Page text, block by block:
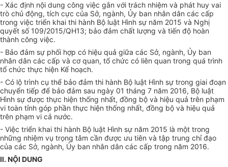
- Xác định nội dung công việc gắn với trách nhiệm và phát huy vai
trò chủ động, tích cực của Sở, ngành, Ủy ban nhân dân các cấp
trong việc triển khai thi hành Bộ luật Hình sự năm 2015 và Nghị
quyết số 109/2015/QH13; bảo đảm chất lượng và tiến độ hoàn
thành công việc.
- Bảo đảm sự phối hợp có hiệu quả giữa các Sở, ngành, Ủy ban
nhân dân các cấp và cơ quan, tổ chức có liên quan trong quá trình
tổ chức thực hiện Kế hoạch.
- Có lộ trình cụ thể bảo đảm thi hành Bộ luật Hình sự trong giai đoạn
chuyển tiếp để bảo đảm sau ngày 01 tháng 7 năm 2016, Bộ luật
Hình sự được thực hiện thống nhất, đồng bộ và hiệu quả trên phạm
vi toàn tỉnh góp phần thực hiện thống nhất, đồng bộ và hiệu quả
trên phạm vi cả nước.
- Việc triển khai thi hành Bộ luật Hình sự năm 2015 là một trong
những nhiệm vụ trọng tâm cần được ưu tiên và tập trung chỉ đạo
của các Sở, ngành, Ủy ban nhân dân các cấp trong năm 2016.
II. NỘI DUNG